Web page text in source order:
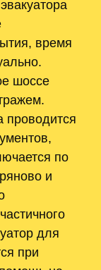
время
шоссе
проводится
по
и
для
при